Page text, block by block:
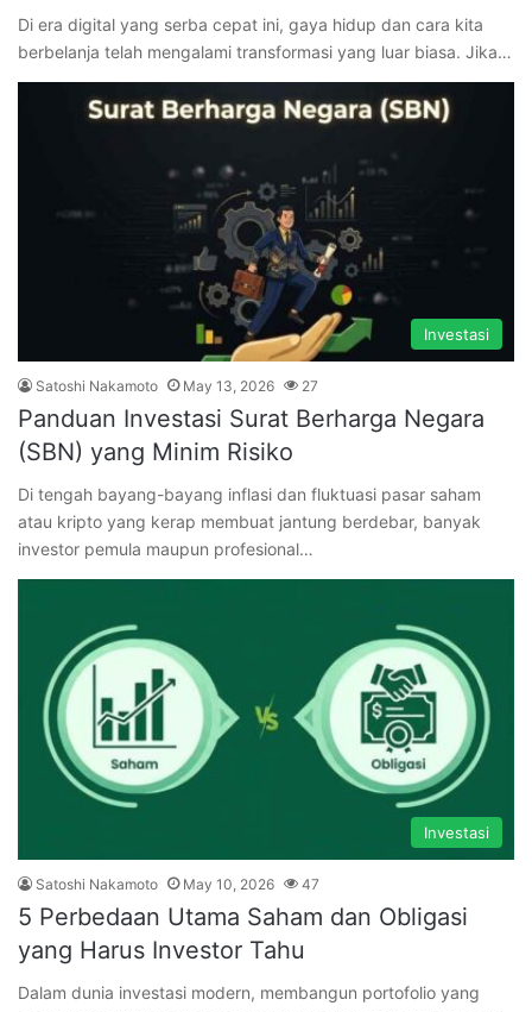
Di era digital yang serba cepat ini, gaya hidup dan cara kita
berbelanja telah mengalami transformasi yang luar biasa. Jika…
Investasi
Satoshi Nakamoto May 13, 2026 27
Panduan Investasi Surat Berharga Negara
(SBN) yang Minim Risiko
Di tengah bayang-bayang inflasi dan fluktuasi pasar saham
atau kripto yang kerap membuat jantung berdebar, banyak
investor pemula maupun profesional…
Investasi
Satoshi Nakamoto May 10, 2026 47
5 Perbedaan Utama Saham dan Obligasi
yang Harus Investor Tahu
Dalam dunia investasi modern, membangun portofolio yang